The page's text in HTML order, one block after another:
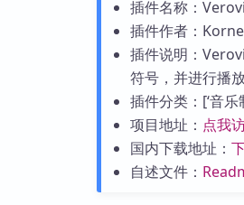
插件名称：
插件作者：
插件说明：
符号，并进行播放
插件分类：[‘音乐
项目地址： 点我
国内下载地址：
自述文件：